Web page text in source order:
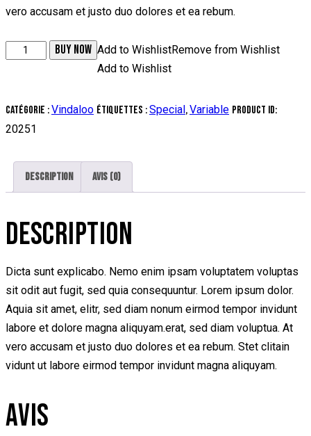
vero accusam et justo duo dolores et ea rebum.
quantité
Chicken
BUY NOW Add to WishlistRemove from Wishlist
Add to Wishlist
Catégorie :Vindaloo Étiquettes :Special ,Variable Product ID:
20251
Description Avis (0)
DESCRIPTION
Dicta sunt explicabo. Nemo enim ipsam voluptatem voluptas
sit odit aut fugit, sed quia consequuntur. Lorem ipsum dolor.
Aquia sit amet, elitr, sed diam nonum eirmod tempor invidunt
labore et dolore magna aliquyam.erat, sed diam voluptua. At
vero accusam et justo duo dolores et ea rebum. Stet clitain
vidunt ut labore eirmod tempor invidunt magna aliquyam.
AVIS